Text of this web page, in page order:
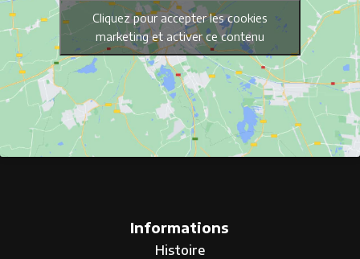
Cliquez pour accepter les cookies
marketing et activer ce contenu
Informations
Histoire